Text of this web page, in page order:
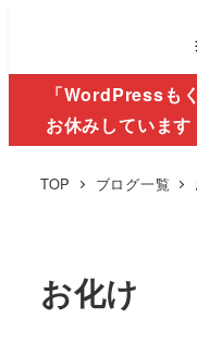
「WordPressも
お休みしています
TOP ブログ一覧
お化け